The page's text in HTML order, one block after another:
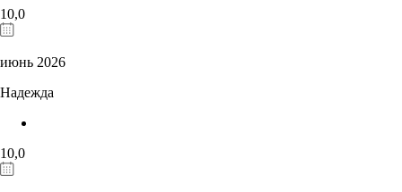
10,0
июнь 2026
Надежда
10,0